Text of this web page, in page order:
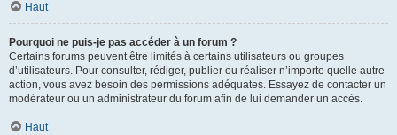
Haut
Pourquoi ne puis-je pas accéder à un forum ?
Certains forums peuvent être limités à certains utilisateurs ou groupes
d’utilisateurs. Pour consulter, rédiger, publier ou réaliser n’importe quelle autre
action, vous avez besoin des permissions adéquates. Essayez de contacter un
modérateur ou un administrateur du forum afin de lui demander un accès.
Haut